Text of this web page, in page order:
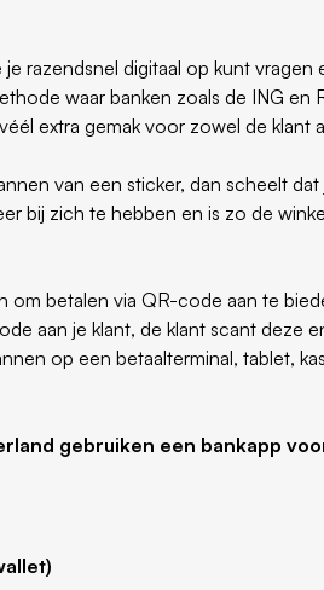
razendsnel digitaal op kunt vragen
waar banken zoals de ING en
extra gemak voor zowel de klant
van een sticker, dan scheelt
bij zich te hebben en is zo de
om betalen via QR-code aan te
aan je klant, de klant scant deze
op een betaalterminal, tablet,
gebruiken een bankapp